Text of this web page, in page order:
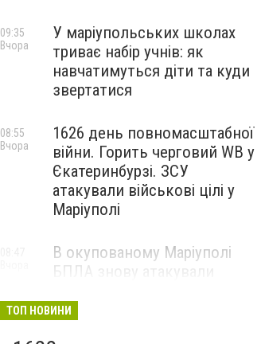
У маріупольських школах
триває набір учнів: як
навчатимуться діти та куди
звертатися
09:35
Вчора
1626 день повномасштабної
війни. Горить черговий WB у
Єкатеринбурзі. ЗСУ
атакували військові цілі у
Маріуполі
08:55
Вчора
В окупованому Маріуполі
БПЛА знову атакували
— ВІДЕО
ТОП НОВИНИ